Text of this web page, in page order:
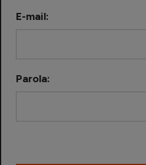
Echipa Națională
E-mail:
Parola: